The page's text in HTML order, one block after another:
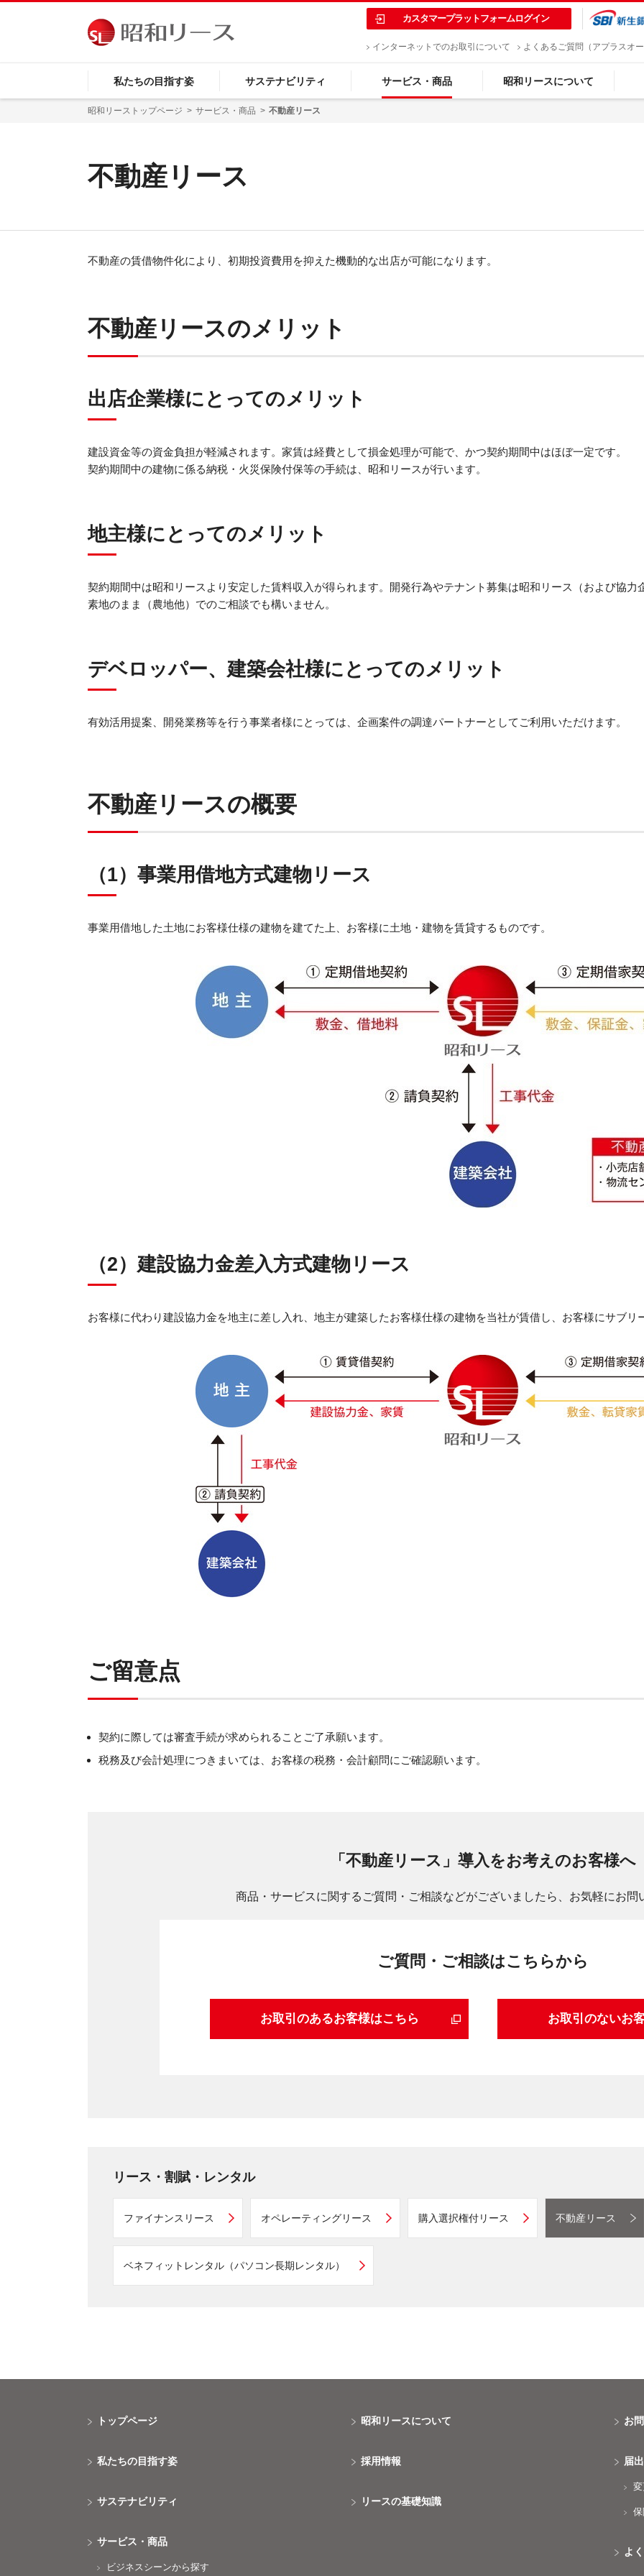
カスタマープラットフォームログイン
インターネットでのお取引について よくあるご質問（アプラスオー
私たちの目指す姿 サステナビリティ サービス・商品 昭和リースについて
昭和リーストップページ サービス・商品 不動産リース
不動産リース
不動産の賃借物件化により、初期投資費用を抑えた機動的な出店が可能になります。
不動産リースのメリット
出店企業様にとってのメリット
建設資金等の資金負担が軽減されます。家賃は経費として損金処理が可能で、かつ契約期間中はほぼ一定です。
契約期間中の建物に係る納税・火災保険付保等の手続は、昭和リースが行います。
地主様にとってのメリット
契約期間中は昭和リースより安定した賃料収入が得られます。開発行為やテナント募集は昭和リース（および協力
素地のまま（農地他）でのご相談でも構いません。
デベロッパー、建築会社様にとってのメリット
有効活用提案、開発業務等を行う事業者様にとっては、企画案件の調達パートナーとしてご利用いただけます。
不動産リースの概要
（1）事業用借地方式建物リース
事業用借地した土地にお客様仕様の建物を建てた上、お客様に土地・建物を賃貸するものです。
（2）建設協力金差入方式建物リース
お客様に代わり建設協力金を地主に差し入れ、地主が建築したお客様仕様の建物を当社が賃借し、お客様にサブリ
ご留意点
契約に際しては審査手続が求められることご了承願います。
税務及び会計処理につきまいては、お客様の税務・会計顧問にご確認願います。
「不動産リース」導入をお考えのお客様へ
商品・サービスに関するご質問・ご相談などがございましたら、お気軽にお問
ご質問・ご相談はこちらから
お取引のあるお客様はこちら お取引のないお
リース・割賦・レンタル
ファイナンスリース オペレーティングリース 購入選択権付リース 不動産リース
ベネフィットレンタル（パソコン長期レンタル）
トップページ
私たちの目指す姿
サステナビリティ
サービス・商品
ビジネスシーンから探す
昭和リースについて
採用情報
リースの基礎知識
お
届
よ